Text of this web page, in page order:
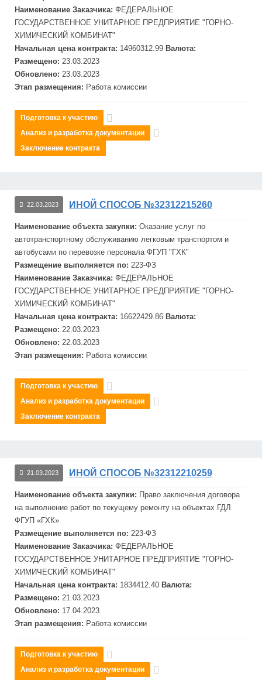
Наименование Заказчика: ФЕДЕРАЛЬНОЕ
ГОСУДАРСТВЕННОЕ УНИТАРНОЕ ПРЕДПРИЯТИЕ "ГОРНО-
ХИМИЧЕСКИЙ КОМБИНАТ"
Начальная цена контракта: 14960312.99 Валюта:
Размещено: 23.03.2023
Обновлено: 23.03.2023
Этап размещения: Работа комиссии
Подготовка к участию
Анализ и разработка документации
Заключение контракта
22.03.2023 ИНОЙ СПОСОБ №32312215260
Наименование объекта закупки: Оказание услуг по
автотранспортному обслуживанию легковым транспортом и
автобусами по перевозке персонала ФГУП " ГХК"
Размещение выполняется по: 223-ФЗ
Наименование Заказчика: ФЕДЕРАЛЬНОЕ
ГОСУДАРСТВЕННОЕ УНИТАРНОЕ ПРЕДПРИЯТИЕ "ГОРНО-
ХИМИЧЕСКИЙ КОМБИНАТ"
Начальная цена контракта: 16622429.86 Валюта:
Размещено: 22.03.2023
Обновлено: 22.03.2023
Этап размещения: Работа комиссии
Подготовка к участию
Анализ и разработка документации
Заключение контракта
21.03.2023 ИНОЙ СПОСОБ №32312210259
Наименование объекта закупки: Право заключения договора
на выполнение работ по текущему ремонту на объектах ГДЛ
ФГУП «ГХК»
Размещение выполняется по: 223-ФЗ
Наименование Заказчика: ФЕДЕРАЛЬНОЕ
ГОСУДАРСТВЕННОЕ УНИТАРНОЕ ПРЕДПРИЯТИЕ "ГОРНО-
ХИМИЧЕСКИЙ КОМБИНАТ"
Начальная цена контракта: 1834412.40 Валюта:
Размещено: 21.03.2023
Обновлено: 17.04.2023
Этап размещения: Работа комиссии
Подготовка к участию
Анализ и разработка документации